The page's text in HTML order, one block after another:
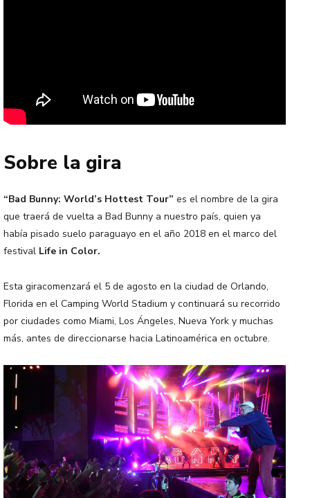
Sobre la gira
“Bad Bunny: World’s Hottest Tour” es el nombre de la gira
que traerá de vuelta a Bad Bunny a nuestro país, quien ya
había pisado suelo paraguayo en el año 2018 en el marco del
festival Life in Color.
Esta giracomenzará el 5 de agosto en la ciudad de Orlando,
Florida en el Camping World Stadium y continuará su recorrido
por ciudades como Miami, Los Ángeles, Nueva York y muchas
más, antes de direccionarse hacia Latinoamérica en octubre.